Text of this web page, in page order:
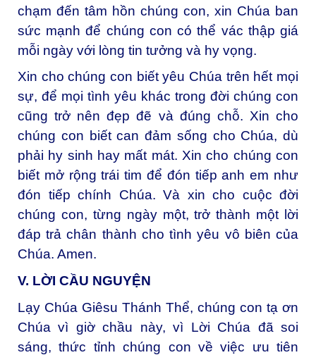
chạm đến tâm hồn chúng con, xin Chúa ban
sức mạnh để chúng con có thể vác thập giá
mỗi ngày với lòng tin tưởng và hy vọng.
Xin cho chúng con biết yêu Chúa trên hết mọi
sự, để mọi tình yêu khác trong đời chúng con
cũng trở nên đẹp đẽ và đúng chỗ. Xin cho
chúng con biết can đảm sống cho Chúa, dù
phải hy sinh hay mất mát. Xin cho chúng con
biết mở rộng trái tim để đón tiếp anh em như
đón tiếp chính Chúa. Và xin cho cuộc đời
chúng con, từng ngày một, trở thành một lời
đáp trả chân thành cho tình yêu vô biên của
Chúa. Amen.
V. LỜI CẦU NGUYỆN
Lạy Chúa Giêsu Thánh Thể, chúng con tạ ơn
Chúa vì giờ chầu này, vì Lời Chúa đã soi
sáng, thức tỉnh chúng con về việc ưu tiên